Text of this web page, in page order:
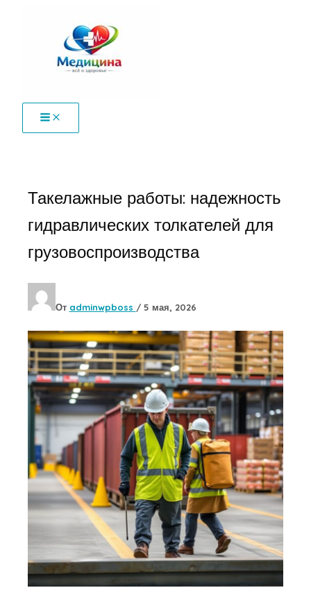
содержимому
Такелажные работы: надежность
гидравлических толкателей для
грузовоспроизводства
От adminwpboss / 5 мая, 2026